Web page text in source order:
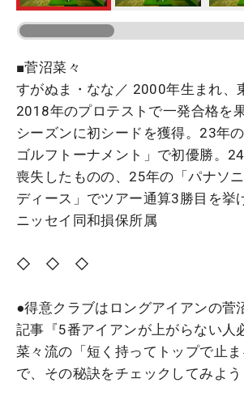
■菅沼菜々
すがぬま・なな／ 2000年生まれ、
2018年のプロテストで一発合格を
シーズンに初シードを獲得。23年
ゴルフトーナメント」で初優勝。
喪失したものの、25年の「パナソ
ディース」でツアー通算3勝目を挙
ニッセイ同和損保所属
◇ ◇ ◇
●得意クラブはロングアイアンの
記事『5番アイアンが上がらない
菜々流の「短く持ってトップで止ま
で、その秘訣をチェックしてみよう